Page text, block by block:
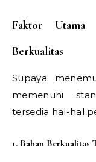
Faktor Utama
Berkualitas
Supaya
memenuhi
tersedia hal-hal
1. Bahan Berkualitas